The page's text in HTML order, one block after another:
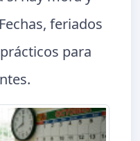
feriados
para